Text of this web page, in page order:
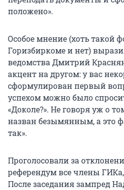
положено».
Особое мнение (хоть такой
Горизбиркоме и нет)
ведомства Дмитрий
акцент на другом: у вас
сформулирован первый
успехом можно было
«Доколе?». Не говоря уж о
назван безымянным, а это
так».
Проголосовали за
референдум все члены
После заседания зампред